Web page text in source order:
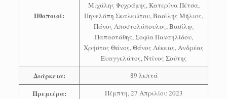
Ηθοποιοί:
Μιχάλης Ψυχράμης, Κατερίνα Πέτσα,
Πηνελόπη Σκαλκώτου, Βασίλης Μήλιος,
Πάνος Αποστολόπουλος, Βασίλης
Παπαστάθης, Σοφία Παναηλίδου,
Χρήστος Θάνος, Θάνος Λέκκας, Ανδρέας
Ευαγγελάτος, Ντίνος Σούτης
Διάρκεια: 89 λεπτά
Πρεμιέρα: Πέμπτη, 27 Απριλίου 2023